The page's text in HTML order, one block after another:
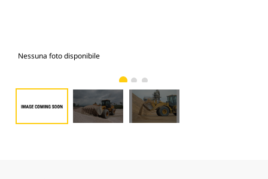
Nessuna foto disponibile